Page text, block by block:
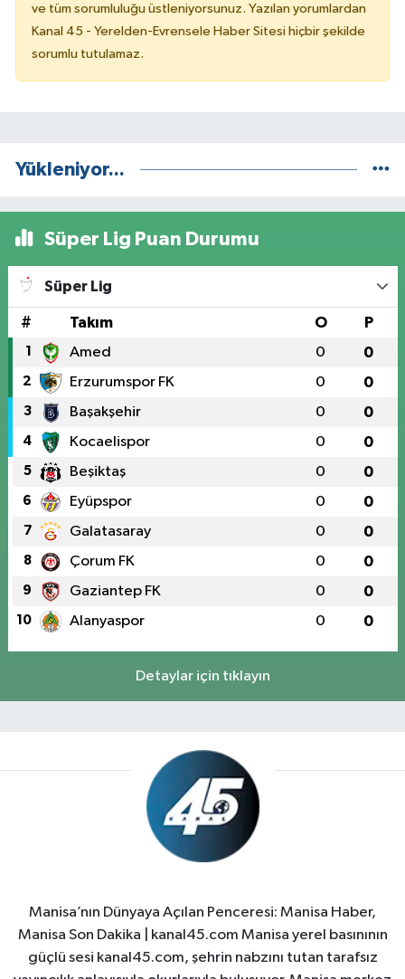
ve tüm sorumluluğu üstleniyorsunuz. Yazılan yorumlardan
Kanal 45 - Yerelden-Evrensele Haber Sitesi hiçbir şekilde
sorumlu tutulamaz.
Yükleniyor...
Süper Lig Puan Durumu
Süper Lig
# Takım O P
1 Amed 0 0
2 Erzurumspor FK 0 0
3 Başakşehir 0 0
4 Kocaelispor 0 0
5 Beşiktaş 0 0
6 Eyüpspor 0 0
7 Galatasaray 0 0
8 Çorum FK 0 0
9 Gaziantep FK 0 0
10 Alanyaspor 0 0
Detaylar için tıklayın
Manisa’nın Dünyaya Açılan Penceresi: Manisa Haber,
Manisa Son Dakika | kanal45.com Manisa yerel basınının
güçlü sesi kanal45.com, şehrin nabzını tutan tarafsız